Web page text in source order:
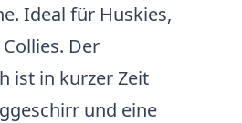
Ideal für Huskies,
Der
ist in kurzer Zeit
und eine